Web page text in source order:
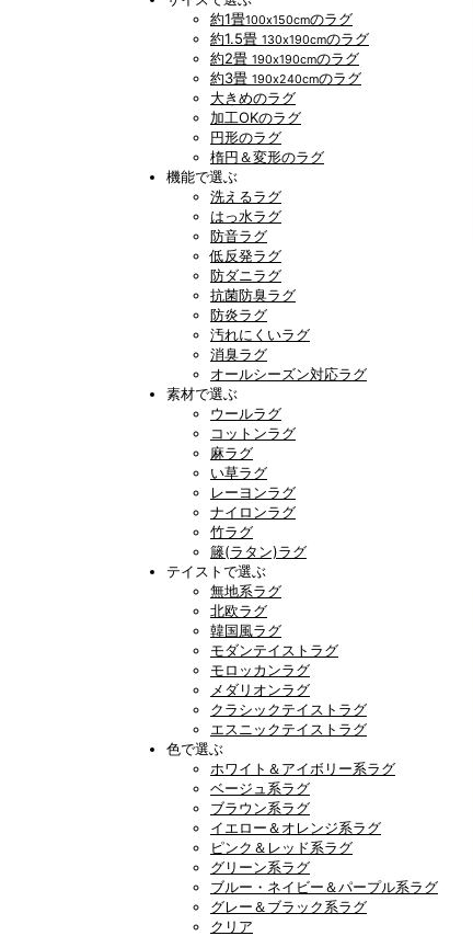
約1畳100x150cmのラグ
約1.5畳 130x190cmのラグ
約2畳 190x190cmのラグ
約3畳 190x240cmのラグ
大きめのラグ
加工OKのラグ
円形のラグ
楕円＆変形のラグ
機能で選ぶ
洗えるラグ
はっ水ラグ
防音ラグ
低反発ラグ
防ダニラグ
抗菌防臭ラグ
防炎ラグ
汚れにくいラグ
消臭ラグ
オールシーズン対応ラグ
素材で選ぶ
ウールラグ
コットンラグ
麻ラグ
い草ラグ
レーヨンラグ
ナイロンラグ
竹ラグ
籐(ラタン)ラグ
テイストで選ぶ
無地系ラグ
北欧ラグ
韓国風ラグ
モダンテイストラグ
モロッカンラグ
メダリオンラグ
クラシックテイストラグ
エスニックテイストラグ
色で選ぶ
ホワイト＆アイボリー系ラグ
ベージュ系ラグ
ブラウン系ラグ
イエロー＆オレンジ系ラグ
ピンク＆レッド系ラグ
グリーン系ラグ
ブルー・ネイビー＆パープル系ラグ
グレー＆ブラック系ラグ
クリア